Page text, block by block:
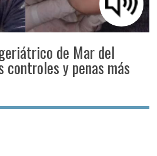
de Mar del
controles y penas más